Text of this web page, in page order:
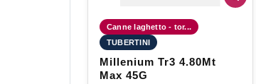
Canne laghetto - tor...
TUBERTINI
Millenium Tr3 4.80Mt
Max 45G